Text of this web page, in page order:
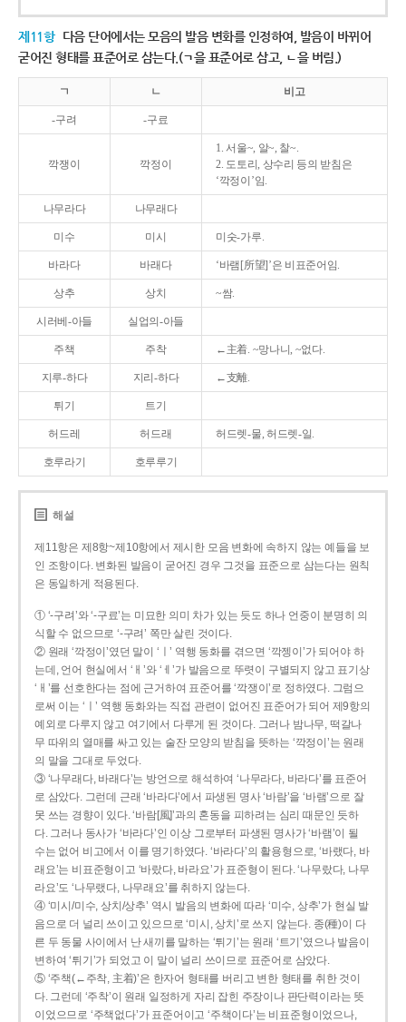
제11항 다음 단어에서는 모음의 발음 변화를 인정하여, 발음이 바뀌어
굳어진 형태를 표준어로 삼는다.(ㄱ을 표준어로 삼고, ㄴ을 버림.)
ㄱ ㄴ 비고
-구려 -구료
깍쟁이 깍정이
1. 서울~, 알~, 찰~.
2. 도토리, 상수리 등의 받침은
‘깍정이’임.
나무라다 나무래다
미수 미시 미숫-가루.
바라다 바래다 ‘바램[所望]’은 비표준어임.
상추 상치 ~쌈.
시러베-아들 실업의-아들
주책 주착 ←主着. ~망나니, ~없다.
지루-하다 지리-하다 ←支離.
튀기 트기
허드레 허드래 허드렛-물, 허드렛-일.
호루라기 호루루기
해설
제11항은 제8항~제10항에서 제시한 모음 변화에 속하지 않는 예들을 보
인 조항이다. 변화된 발음이 굳어진 경우 그것을 표준으로 삼는다는 원칙
은 동일하게 적용된다.
① ‘-구려’와 ‘-구료’는 미묘한 의미 차가 있는 듯도 하나 언중이 분명히 의
식할 수 없으므로 ‘-구려’ 쪽만 살린 것이다.
② 원래 ‘깍정이’였던 말이 ‘ㅣ’ 역행 동화를 겪으면 ‘깍젱이’가 되어야 하
는데, 언어 현실에서 ‘ㅐ’와 ‘ㅔ’가 발음으로 뚜렷이 구별되지 않고 표기상
‘ㅐ’를 선호한다는 점에 근거하여 표준어를 ‘깍쟁이’로 정하였다. 그럼으
로써 이는 ‘ㅣ’ 역행 동화와는 직접 관련이 없어진 표준어가 되어 제9항의
예외로 다루지 않고 여기에서 다루게 된 것이다. 그러나 밤나무, 떡갈나
무 따위의 열매를 싸고 있는 술잔 모양의 받침을 뜻하는 ‘깍정이’는 원래
의 말을 그대로 두었다.
③ ‘나무래다, 바래다’는 방언으로 해석하여 ‘나무라다, 바라다’를 표준어
로 삼았다. 그런데 근래 ‘바라다’에서 파생된 명사 ‘바람’을 ‘바램’으로 잘
못 쓰는 경향이 있다. ‘바람[風]’과의 혼동을 피하려는 심리 때문인 듯하
다. 그러나 동사가 ‘바라다’인 이상 그로부터 파생된 명사가 ‘바램’이 될
수는 없어 비고에서 이를 명기하였다. ‘바라다’의 활용형으로, ‘바랬다, 바
래요’는 비표준형이고 ‘바랐다, 바라요’가 표준형이 된다. ‘나무랐다, 나무
라요’도 ‘나무랬다, 나무래요’를 취하지 않는다.
④ ‘미시/미수, 상치/상추’ 역시 발음의 변화에 따라 ‘미수, 상추’가 현실 발
음으로 더 널리 쓰이고 있으므로 ‘미시, 상치’로 쓰지 않는다. 종(種)이 다
른 두 동물 사이에서 난 새끼를 말하는 ‘튀기’는 원래 ‘트기’였으나 발음이
변하여 ‘튀기’가 되었고 이 말이 널리 쓰이므로 표준어로 삼았다.
⑤ ‘주책(←주착, 主着)’은 한자어 형태를 버리고 변한 형태를 취한 것이
다. 그런데 ‘주착’이 원래 일정하게 자리 잡힌 주장이나 판단력이라는 뜻
이었으므로 ‘주책없다’가 표준어이고 ‘주책이다’는 비표준형이었으나,